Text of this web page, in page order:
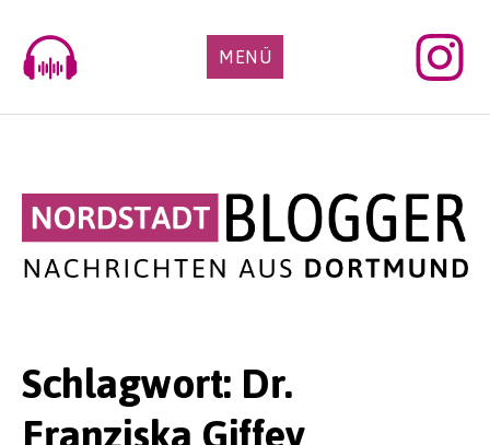
content
MENÜ
Schlagwort: Dr.
Franziska Giffey